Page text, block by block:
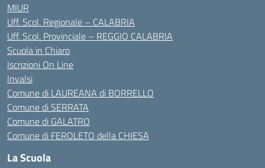
MIUR
Uff. Scol. Regionale – CALABRIA
Uff. Scol. Provinciale – REGGIO CALABRIA
Scuola in Chiaro
Iscrizioni On Line
Invalsi
Comune di LAUREANA di BORRELLO
Comune di SERRATA
Comune di GALATRO
Comune di FEROLETO della CHIESA
La Scuola